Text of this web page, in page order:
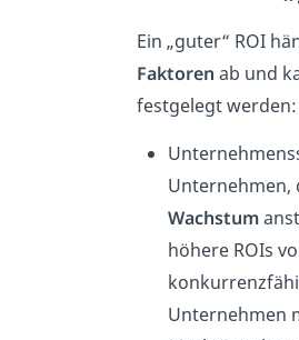
Ein „guter“ ROI
Faktoren ab und
festgelegt werden:
Unternehmen,
Wachstum
höhere ROIs
Unternehmen